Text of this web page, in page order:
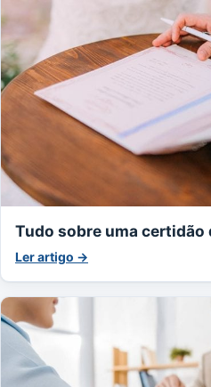
Tudo sobre uma certidão
Ler artigo →